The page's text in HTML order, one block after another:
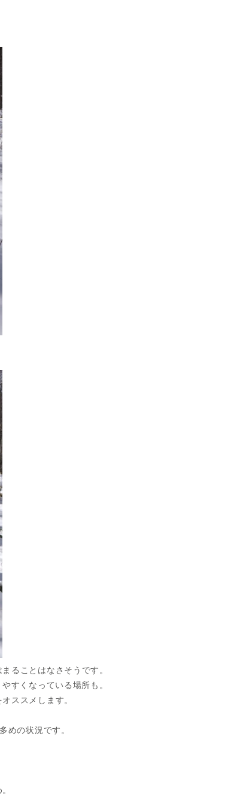
ることはなさそうです。
すくなっている場所も。
ススメします。
めの状況です。